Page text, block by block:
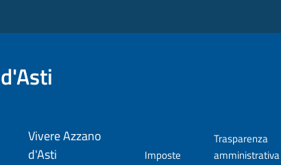
Vivere Azzano
d'Asti
Imposte
Trasparenza
amministrativa